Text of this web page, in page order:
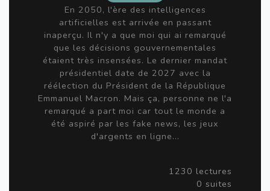
En 2050, l'ère des intelligences
artificielles est arrivée en passant
inaperçu. Il n'y a que moi qui ai remarqué
que les décisions gouvernementales
étaient très insensées. Le dernier mandat
présidentiel date de 2027 avec la
réélection du Président de la République
Emmanuel Macron. Mais ça, personne ne l'a
remarqué a part moi car tout le monde a
été aspiré par les fake news, les jeux
d'argents en ligne...
1230 lectures
0 suites